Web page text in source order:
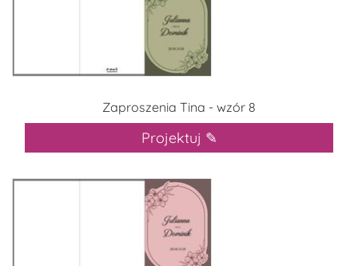
Zaproszenia Tina - wzór 8
Projektuj ✎